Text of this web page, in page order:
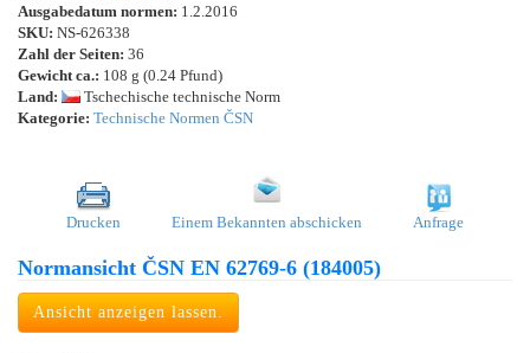
Ausgabedatum normen: 1.2.2016
SKU: NS-626338
Zahl der Seiten: 36
Gewicht ca.: 108 g (0.24 Pfund)
Land:
Tschechische technische Norm
Kategorie: Technische Normen ČSN
Drucken Einem Bekannten abschicken Anfrage
Normansicht ČSN EN 62769-6 (184005)
Ansicht anzeigen lassen.